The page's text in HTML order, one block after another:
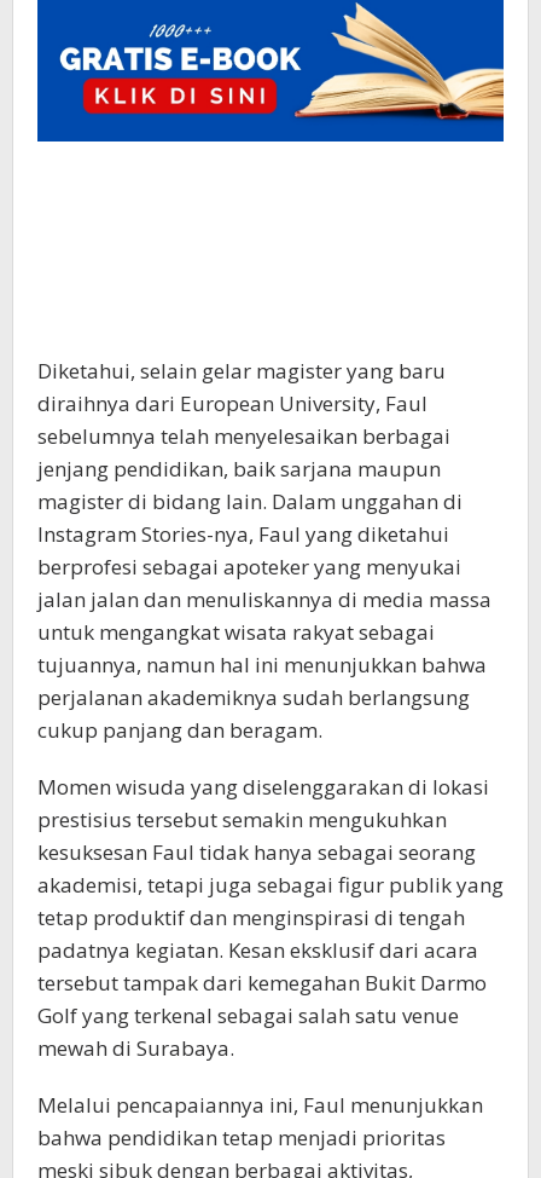
Diketahui, selain gelar magister yang baru
diraihnya dari European University, Faul
sebelumnya telah menyelesaikan berbagai
jenjang pendidikan, baik sarjana maupun
magister di bidang lain. Dalam unggahan di
Instagram Stories-nya, Faul yang diketahui
berprofesi sebagai apoteker yang menyukai
jalan jalan dan menuliskannya di media massa
untuk mengangkat wisata rakyat sebagai
tujuannya, namun hal ini menunjukkan bahwa
perjalanan akademiknya sudah berlangsung
cukup panjang dan beragam.
Momen wisuda yang diselenggarakan di lokasi
prestisius tersebut semakin mengukuhkan
kesuksesan Faul tidak hanya sebagai seorang
akademisi, tetapi juga sebagai figur publik yang
tetap produktif dan menginspirasi di tengah
padatnya kegiatan. Kesan eksklusif dari acara
tersebut tampak dari kemegahan Bukit Darmo
Golf yang terkenal sebagai salah satu venue
mewah di Surabaya.
Melalui pencapaiannya ini, Faul menunjukkan
bahwa pendidikan tetap menjadi prioritas
meski sibuk dengan berbagai aktivitas,